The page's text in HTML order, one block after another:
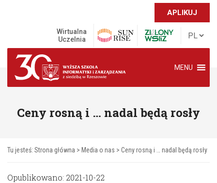
APLIKUJ
Wirtualna
Uczelnia
MENU
Ceny rosną i … nadal będą rosły
Tu jesteś: Strona główna > Media o nas > Ceny rosną i … nadal będą rosły
Opublikowano: 2021-10-22